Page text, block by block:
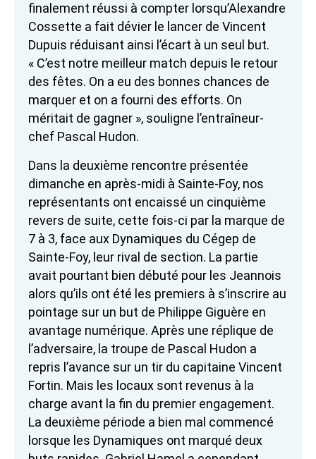
finalement réussi à compter lorsqu’Alexandre
Cossette a fait dévier le lancer de Vincent
Dupuis réduisant ainsi l’écart à un seul but.
« C’est notre meilleur match depuis le retour
des fêtes. On a eu des bonnes chances de
marquer et on a fourni des efforts. On
méritait de gagner », souligne l’entraîneur-
chef Pascal Hudon.
Dans la deuxième rencontre présentée
dimanche en après-midi à Sainte-Foy, nos
représentants ont encaissé un cinquième
revers de suite, cette fois-ci par la marque de
7 à 3, face aux Dynamiques du Cégep de
Sainte-Foy, leur rival de section. La partie
avait pourtant bien débuté pour les Jeannois
alors qu’ils ont été les premiers à s’inscrire au
pointage sur un but de Philippe Giguère en
avantage numérique. Après une réplique de
l’adversaire, la troupe de Pascal Hudon a
repris l’avance sur un tir du capitaine Vincent
Fortin. Mais les locaux sont revenus à la
charge avant la fin du premier engagement.
La deuxième période a bien mal commencé
lorsque les Dynamiques ont marqué deux